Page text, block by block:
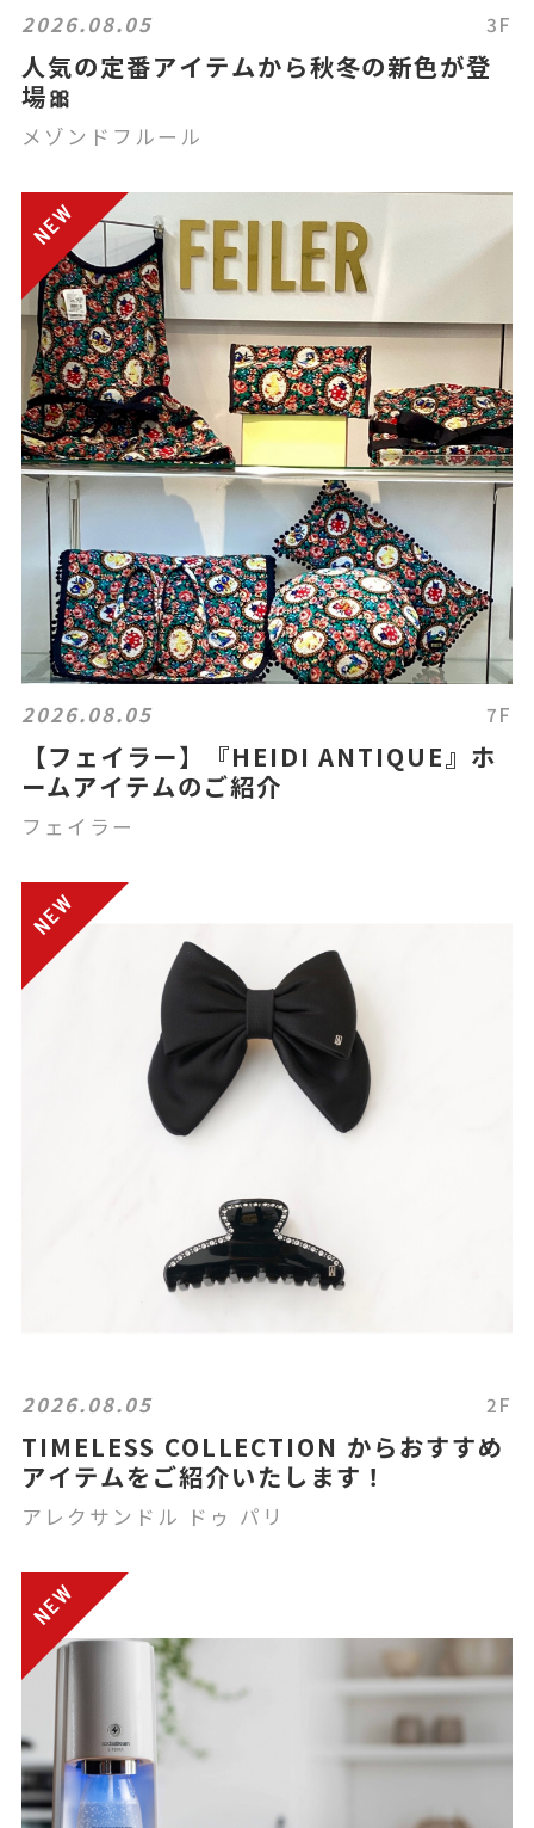
2026.08.05 3F
人気の定番アイテムから秋冬の新色が登
場🎀
メゾンドフルール
2026.08.05 7F
【フェイラー】『HEIDI ANTIQUE』ホ
ームアイテムのご紹介
フェイラー
2026.08.05 2F
TIMELESS COLLECTION からおすすめ
アイテムをご紹介いたします！
アレクサンドル ドゥ パリ